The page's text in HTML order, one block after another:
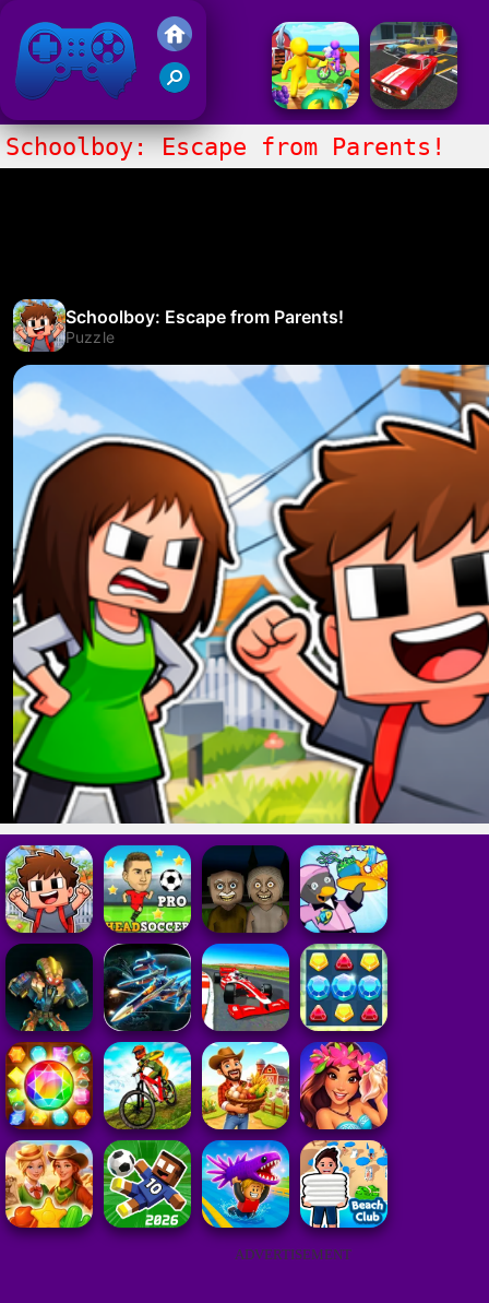
Gry Friv 5
Schoolboy: Escape from Parents!
ADVERTISEMENT